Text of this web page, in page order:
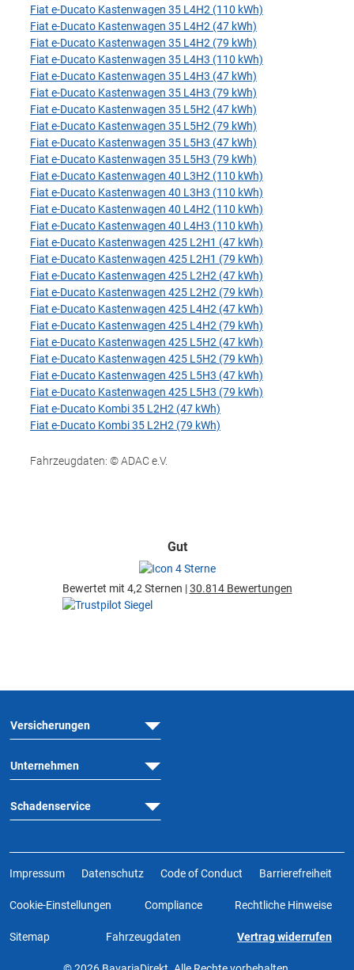
Fiat e-Ducato Kastenwagen 35 L4H2 (110 kWh)
Fiat e-Ducato Kastenwagen 35 L4H2 (47 kWh)
Fiat e-Ducato Kastenwagen 35 L4H2 (79 kWh)
Fiat e-Ducato Kastenwagen 35 L4H3 (110 kWh)
Fiat e-Ducato Kastenwagen 35 L4H3 (47 kWh)
Fiat e-Ducato Kastenwagen 35 L4H3 (79 kWh)
Fiat e-Ducato Kastenwagen 35 L5H2 (47 kWh)
Fiat e-Ducato Kastenwagen 35 L5H2 (79 kWh)
Fiat e-Ducato Kastenwagen 35 L5H3 (47 kWh)
Fiat e-Ducato Kastenwagen 35 L5H3 (79 kWh)
Fiat e-Ducato Kastenwagen 40 L3H2 (110 kWh)
Fiat e-Ducato Kastenwagen 40 L3H3 (110 kWh)
Fiat e-Ducato Kastenwagen 40 L4H2 (110 kWh)
Fiat e-Ducato Kastenwagen 40 L4H3 (110 kWh)
Fiat e-Ducato Kastenwagen 425 L2H1 (47 kWh)
Fiat e-Ducato Kastenwagen 425 L2H1 (79 kWh)
Fiat e-Ducato Kastenwagen 425 L2H2 (47 kWh)
Fiat e-Ducato Kastenwagen 425 L2H2 (79 kWh)
Fiat e-Ducato Kastenwagen 425 L4H2 (47 kWh)
Fiat e-Ducato Kastenwagen 425 L4H2 (79 kWh)
Fiat e-Ducato Kastenwagen 425 L5H2 (47 kWh)
Fiat e-Ducato Kastenwagen 425 L5H2 (79 kWh)
Fiat e-Ducato Kastenwagen 425 L5H3 (47 kWh)
Fiat e-Ducato Kastenwagen 425 L5H3 (79 kWh)
Fiat e-Ducato Kombi 35 L2H2 (47 kWh)
Fiat e-Ducato Kombi 35 L2H2 (79 kWh)
Fahrzeugdaten: © ADAC e.V.
Gut
Bewertet mit 4,2 Sternen |30.814 Bewertungen
Versicherungen
Unternehmen
Schadenservice
Impressum Datenschutz Code of Conduct Barrierefreiheit
Cookie-Einstellungen Compliance Rechtliche Hinweise
Sitemap Fahrzeugdaten Vertrag widerrufen